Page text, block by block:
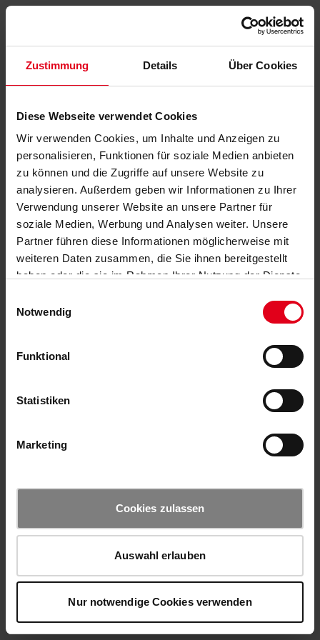
Zustimmung Details Über Cookies
Diese Webseite verwendet Cookies
Wir verwenden Cookies, um Inhalte und Anzeigen zu
personalisieren, Funktionen für soziale Medien anbieten
zu können und die Zugriffe auf unsere Website zu
analysieren. Außerdem geben wir Informationen zu Ihrer
Verwendung unserer Website an unsere Partner für
soziale Medien, Werbung und Analysen weiter. Unsere
Partner führen diese Informationen möglicherweise mit
weiteren Daten zusammen, die Sie ihnen bereitgestellt
haben oder die sie im Rahmen Ihrer Nutzung der Dienste
Notwendig
Funktional
Statistiken
Marketing
Cookies zulassen
Auswahl erlauben
Nur notwendige Cookies verwenden